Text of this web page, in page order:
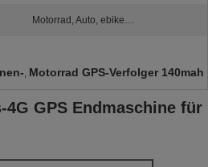
Motorrad, Auto, ebike…
, Motorrad GPS-Verfolger 140mah
GPS Endmaschine für